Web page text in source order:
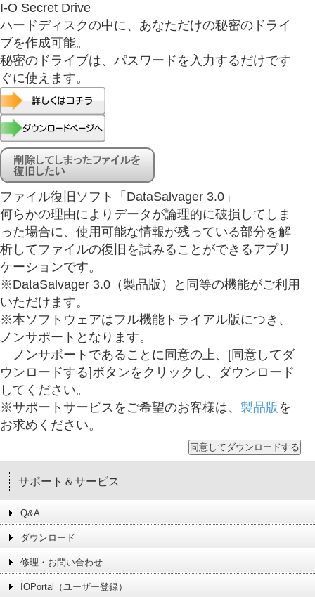
I-O Secret Drive
ハードディスクの中に、あなただけの秘密のドライ
ブを作成可能。
秘密のドライブは、パスワードを入力するだけです
ぐに使えます。
ファイル復旧ソフト「DataSalvager 3.0」
何らかの理由によりデータが論理的に破損してしま
った場合に、使用可能な情報が残っている部分を解
析してファイルの復旧を試みることができるアプリ
ケーションです。
※DataSalvager 3.0（製品版）と同等の機能がご利用
いただけます。
※本ソフトウェアはフル機能トライアル版につき、
ノンサポートとなります。
ノンサポートであることに同意の上、[同意してダ
ウンロードする]ボタンをクリックし、ダウンロード
してください。
※サポートサービスをご希望のお客様は、 製品版 を
お求めください。
サポート＆サービス
Q&A
ダウンロード
修理・お問い合わせ
IOPortal（ユーザー登録）